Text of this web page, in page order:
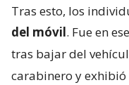
Tras esto, los
del móvil. Fue en
tras bajar del
carabinero y